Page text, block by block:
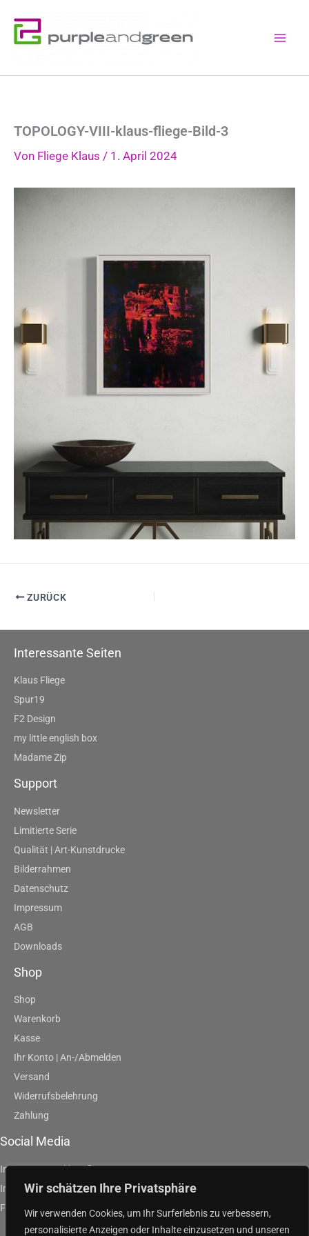
Wir schätzen Ihre Privatsphäre
Wir verwenden Cookies, um Ihr Surferlebnis zu verbessern,
personalisierte Anzeigen oder Inhalte einzusetzen und unseren
Inhalt
springen
TOPOLOGY-VIII-klaus-fliege-Bild-3
Von Fliege Klaus / 1. April 2024
ZURÜCK
Interessante Seiten
Klaus Fliege
Spur19
F2 Design
my little english box
Madame Zip
Support
Newsletter
Limitierte Serie
Qualität | Art-Kunstdrucke
Bilderrahmen
Datenschutz
Impressum
AGB
Downloads
Shop
Shop
Warenkorb
Kasse
Ihr Konto | An-/Abmelden
Versand
Widerrufsbelehrung
Zahlung
Social Media
Instagram | artklausfliege
Instagram | artpurpleandgreen
Facebook | Klaus Fliege